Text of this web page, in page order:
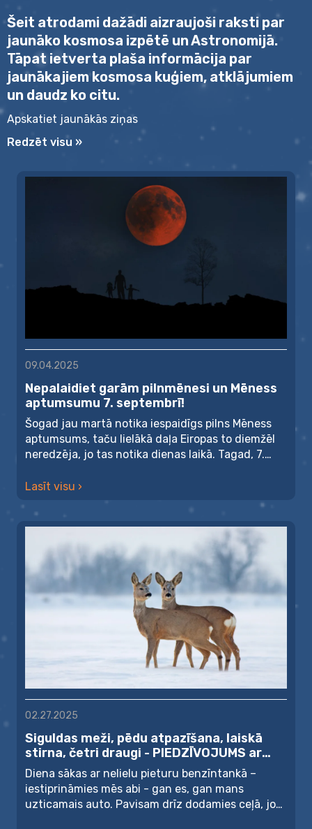
Šeit atrodami dažādi aizraujoši raksti par
jaunāko kosmosa izpētē un Astronomijā.
Tāpat ietverta plaša informācija par
jaunākajiem kosmosa kuģiem, atklājumiem
un daudz ko citu.
Apskatiet jaunākās ziņas
Redzēt visu »
09.04.2025
Nepalaidiet garām pilnmēnesi un Mēness
aptumsumu 7. septembrī!
Šogad jau martā notika iespaidīgs pilns Mēness
aptumsums, taču lielākā daļa Eiropas to diemžēl
neredzēja, jo tas notika dienas laikā. Tagad, 7.
Lasīt visu ›
02.27.2025
Siguldas meži, pēdu atpazīšana, laiskā
stirna, četri draugi - PIEDZĪVOJUMS ar
Jāni Zilveru un binokli somā
Diena sākas ar nelielu pieturu benzīntankā –
iestiprināmies mēs abi - gan es, gan mans
uzticamais auto. Pavisam drīz dodamies ceļā, jo